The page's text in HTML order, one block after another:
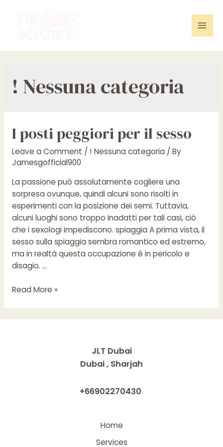
! Nessuna categoria
I posti peggiori per il sesso
Leave a Comment / ! Nessuna categoria/ By
Jamesgofficial900
La passione può assolutamente cogliere una
sorpresa ovunque, quindi alcuni sono risolti in
esperimenti con la posizione dei semi. Tuttavia,
alcuni luoghi sono troppo inadatti per tali casi, ciò
che i sexologi impediscono. spiaggia A prima vista, il
sesso sulla spiaggia sembra romantico ed estremo,
ma in realtà questa occupazione è in pericolo e
disagio. …
IRead More »
JLT Dubai
Dubai , Sharjah
+66902270430
Home
Services